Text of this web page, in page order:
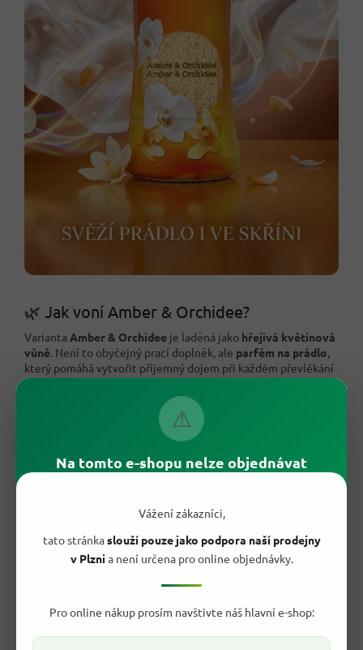
⚠
Na tomto e-shopu nelze objednávat
Vážení zákazníci,
tato stránkaslouží pouze jako podpora naší prodejny
v Plznia není určena pro online objednávky.
Pro online nákup prosím navštivte náš hlavní e-shop:
🌿 Jak voní Amber & Orchidee?
Varianta Amber & Orchidee je laděná jako hřejivá květinová
vůně. Není to obyčejný prací doplněk, ale parfém na prádlo,
který pomáhá vytvořit příjemný dojem při každém převlékání
postele, otevření šatníku nebo oblékání čerstvě vypraného